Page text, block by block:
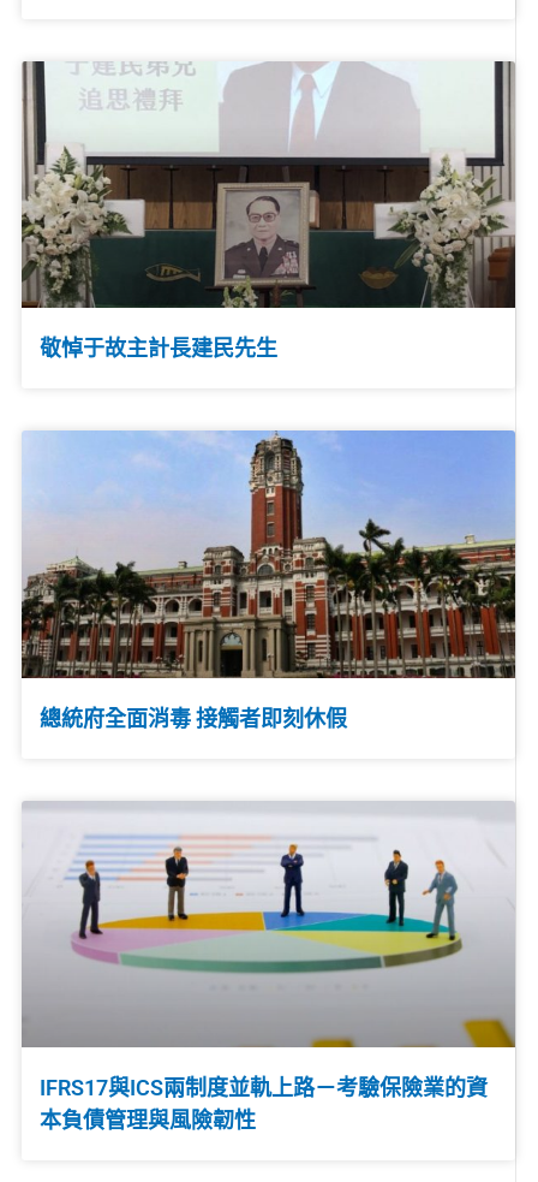
敬悼于故主計長建民先生
總統府全面消毒 接觸者即刻休假
IFRS17與ICS兩制度並軌上路－考驗保險業的資
本負債管理與風險韌性